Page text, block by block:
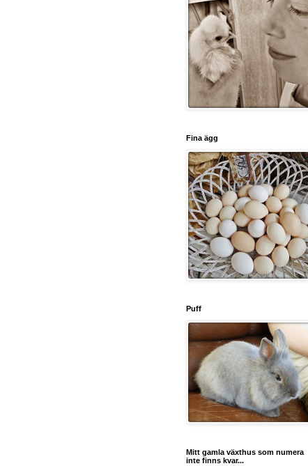
Fina ägg
Puff
Mitt gamla växthus som numera
inte finns kvar...